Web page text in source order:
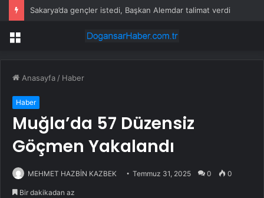
Sakarya’da gençler istedi, Başkan Alemdar talimat verdi
Menü
Anasayfa / Haber
Haber
Muğla’da 57 Düzensiz
Göçmen Yakalandı
MEHMET HAZBİN KAZBEK Temmuz 31, 2025 0 0
Bir dakikadan az